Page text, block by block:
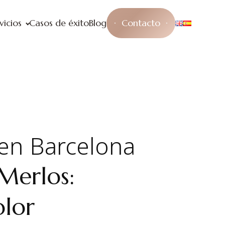
Casos de éxitoBlog Contacto
Barcelona